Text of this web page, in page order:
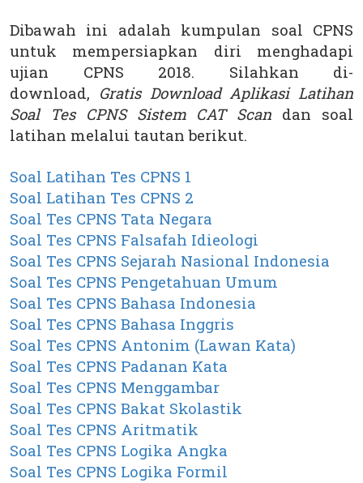
Dibawah ini adalah kumpulan soal CPNS
untuk mempersiapkan diri menghadapi
ujian CPNS 2018. Silahkan di-
download, Gratis Download Aplikasi Latihan
Soal Tes CPNS Sistem CAT Scan dan soal
latihan melalui tautan berikut.
Soal Latihan Tes CPNS 1
Soal Latihan Tes CPNS 2
Soal Tes CPNS Tata Negara
Soal Tes CPNS Falsafah Idieologi
Soal Tes CPNS Sejarah Nasional Indonesia
Soal Tes CPNS Pengetahuan Umum
Soal Tes CPNS Bahasa Indonesia
Soal Tes CPNS Bahasa Inggris
Soal Tes CPNS Antonim (Lawan Kata)
Soal Tes CPNS Padanan Kata
Soal Tes CPNS Menggambar
Soal Tes CPNS Bakat Skolastik
Soal Tes CPNS Aritmatik
Soal Tes CPNS Logika Angka
Soal Tes CPNS Logika Formil